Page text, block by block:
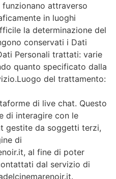
attraverso
in luoghi
la determinazione del
conservati i Dati
Personali trattati: varie
quanto specificato dalla
del trattamento:
di live chat. Questo
di interagire con le
gestite da soggetti terzi,
di
al fine di poter
dal servizio di